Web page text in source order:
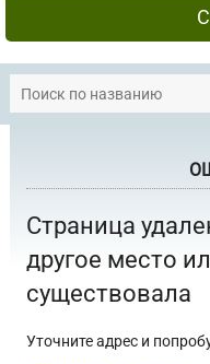
Страница
другое место
существовала
Уточните адрес и